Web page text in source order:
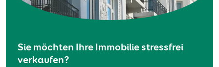
Sie möchten Ihre Immobilie stressfrei
verkaufen?